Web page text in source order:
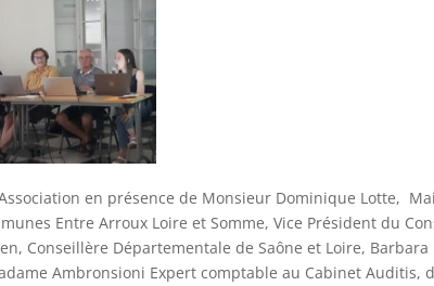
en présence de Monsieur Dominique Lotte,
Entre Arroux Loire et Somme, Vice Président du
Conseillère Départementale de Saône et Loire, Barbara
Ambronsioni Expert comptable au Cabinet Auditis,